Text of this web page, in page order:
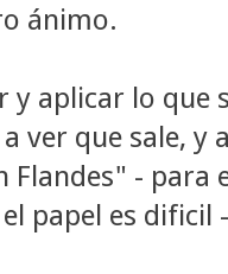
ánimo.
aplicar lo que
ver que sale, y
Flandes" -
papel es dificil